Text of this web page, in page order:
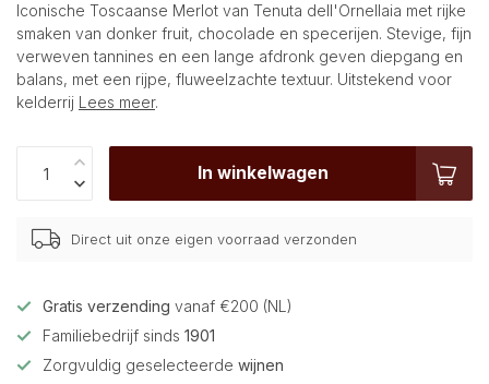
Iconische Toscaanse Merlot van Tenuta dell'Ornellaia met rijke
smaken van donker fruit, chocolade en specerijen. Stevige, fijn
verweven tannines en een lange afdronk geven diepgang en
balans, met een rijpe, fluweelzachte textuur. Uitstekend voor
kelderrij Lees meer.
In winkelwagen
Direct uit onze eigen voorraad verzonden
Gratis verzending vanaf €200 (NL)
Familiebedrijf sinds 1901
Zorgvuldig geselecteerde wijnen